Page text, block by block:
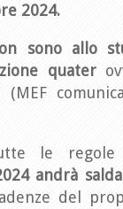
2024.
sono allo
quater
le regole
andrà
del